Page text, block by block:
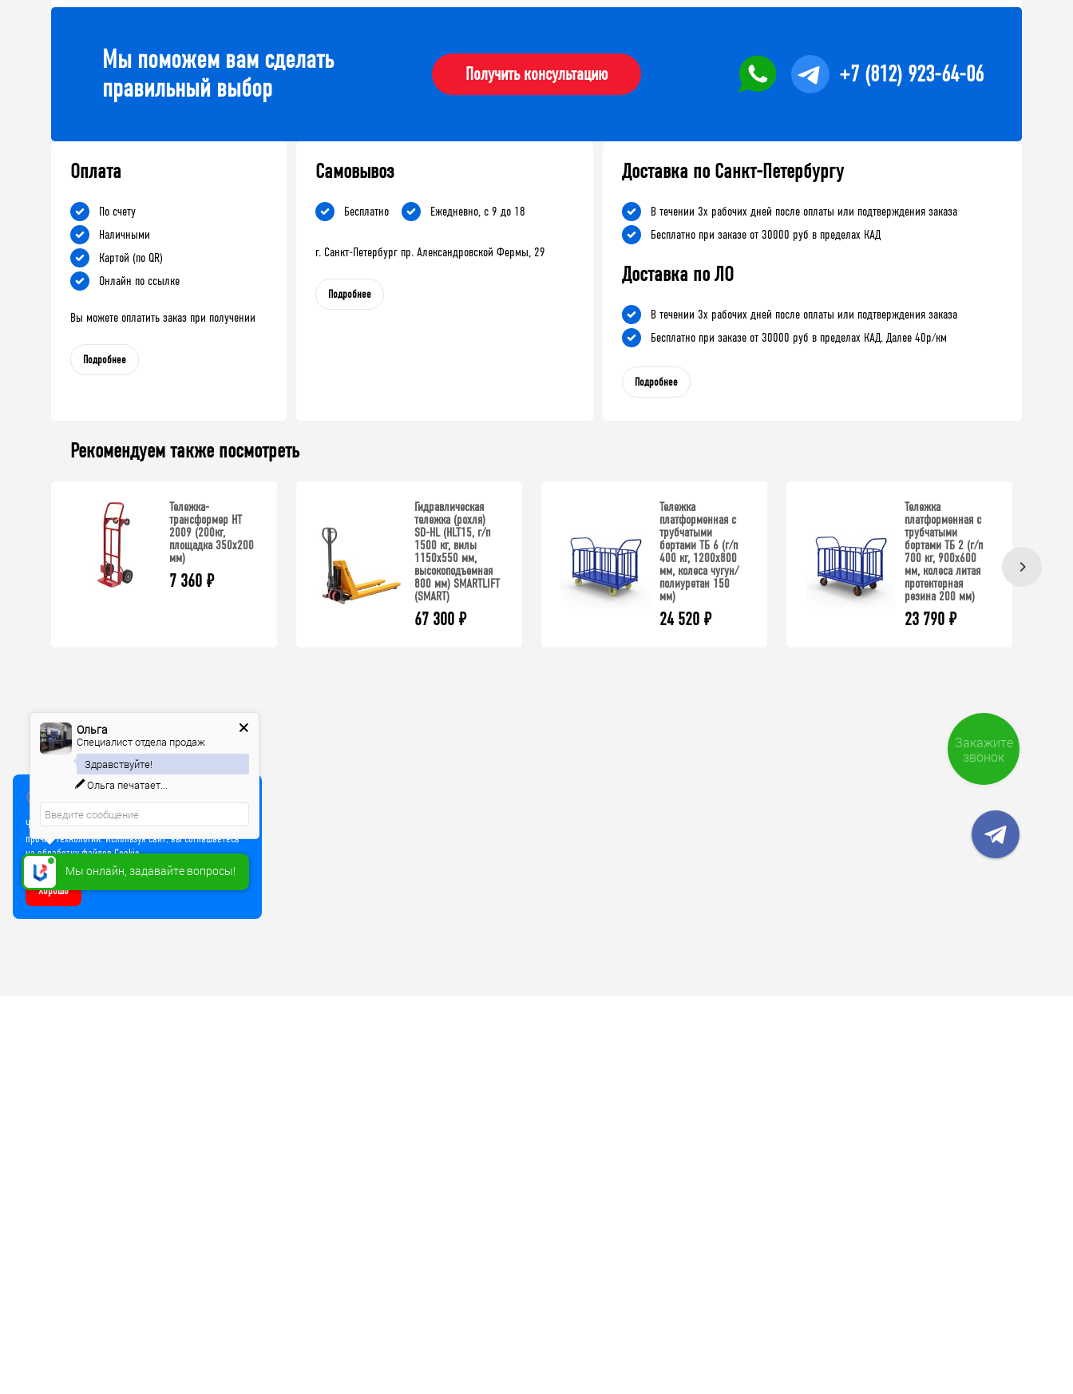
Мы поможем вам сделать
правильный выбор
Получить консультацию +7 (812) 923-64-06
Оплата
По счету
Наличными
Картой (по QR)
Онлайн по ссылке
Вы можете оплатить заказ при получении
Подробнее
Самовывоз
Бесплатно Ежедневно, с 9 до 18
г. Санкт-Петербург пр. Александровской Фермы, 29
Подробнее
Доставка по Санкт-Петербургу
В течении 3х рабочих дней после оплаты или подтверждения заказа
Бесплатно при заказе от 30000 руб в пределах КАД
Доставка по ЛО
В течении 3х рабочих дней после оплаты или подтверждения заказа
Бесплатно при заказе от 30000 руб в пределах КАД. Далее 40р/км
Подробнее
Рекомендуем также посмотреть
Тележка-
трансформер HT
2009 (200кг,
площадка 350x200
мм)
7 360 ₽
Гидравлическая
тележка (рохля)
SD-HL (HLT15, г/п
1500 кг, вилы
1150x550 мм,
высокоподъемная
800 мм) SMARTLIFT
(SMART)
67 300 ₽
Тележка
платформенная с
трубчатыми
бортами ТБ 6 (г/п
400 кг, 1200x800
мм, колеса чугун/
полиуретан 150
мм)
24 520 ₽
Тележка
платформенная с
трубчатыми
бортами ТБ 2 (г/п
700 кг, 900x600
мм, колеса литая
протекторная
резина 200 мм)
23 790 ₽
Чтобы улучшить работу сайта, мы используем Cookie и
прочие технологии. Используя сайт, вы соглашаетесь
на обработку файлов Cookie
Хорошо
Закажите
звонок
Мы онлайн, задавайте вопросы!
Ольга
Специалист отдела продаж
Здравствуйте!
Ольга печатает...